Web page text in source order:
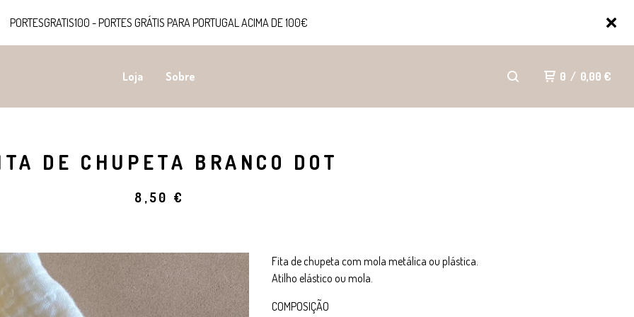
PORTESGRATIS100 - PORTES GRÁTIS PARA PORTUGAL ACIMA DE 100€
Loja Sobre 0 / 0,00 €
DE CHUPETA BRANCO DOT
8,50 €
Fita de chupeta com mola metálica ou plástica.
Atilho elástico ou mola.
COMPOSIÇÃO